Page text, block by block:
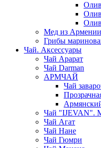
Мед из Армении
Грибы
Чай. Аксессуары
Чай Арарат
Чай Darman
АРМЧАЙ
Чай
Чай "IJEVAN".
Чай Агат
Чай Нане
Чай Гюмри